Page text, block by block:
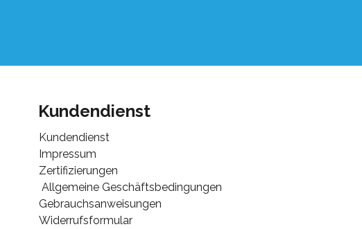
Kundendienst
Kundendienst
Impressum
Zertifizierungen
Allgemeine Geschäftsbedingungen
Gebrauchsanweisungen
Widerrufsformular